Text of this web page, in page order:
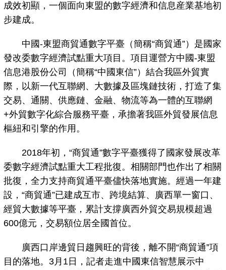
成效初顯，一個面向東盟的數字經濟和信息産業基地初
步建成。
中國-東盟商貿通數字平臺（簡稱“商貿通”）是國家
發改委數字經濟試點重大項目。項目運營方中國-東盟
信息港股份公司（簡稱“中國東信”）結合我區外貿實
際，以新一代互聯網、大數據及區塊鏈技術，打造了集
交易、通關、供應鏈、金融、物流等為一體的互聯網
+外貿數字化綜合服務平臺，承擔著我區外貿發展信息
樞紐和引擎的作用。
2018年初，“商貿通”數字平臺獲得了國家發展改革
委數字經濟試點重大工程批復。相關部門也作出了相關
批復，全力支持商貿通平臺儘快落地實施。經過一年建
設，“商貿通”已建成互市、跨境結算、廣西單一窗口、
經貿大數據等平臺，累計支撐廣西外貿交易規模超過
600億元，交易額位居全國首位。
廣西口岸邊貿日趨興旺的背後，離不開“商貿通”項
目的落地。3月1日，記者走進中國東信智慧展示中